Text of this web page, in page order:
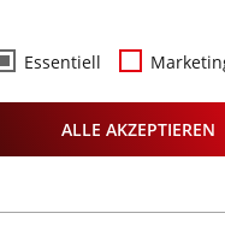
Essentiell
ALLE AKZEPTIEREN